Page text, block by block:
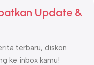
Update &
terbaru, diskon
ke inbox kamu!